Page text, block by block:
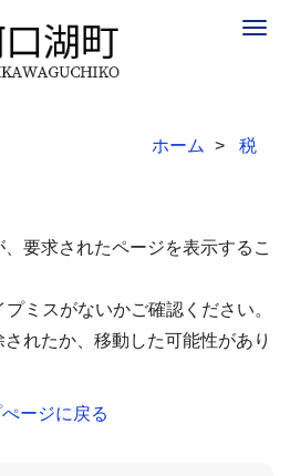
ホーム 税
要求されたページを表示するこ
ミスがないかご確認ください。
れたか、移動した可能性があり
ージに戻る